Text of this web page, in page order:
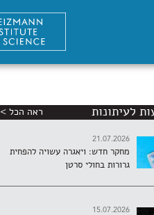
לעיתונות ראה הכל >
21.07.2026
מחקר חדש: ויאגרה עשויה להפחית
גרורות בחולי סרטן
15.07.2026